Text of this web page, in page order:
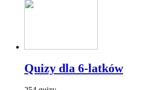
Quizy dla 6-latków